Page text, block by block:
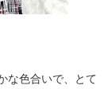
な色合いで、とて